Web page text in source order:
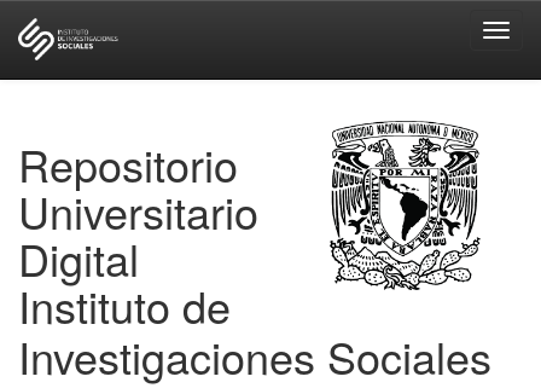
Repositorio
Universitario
Digital
Instituto de
Investigaciones Sociales